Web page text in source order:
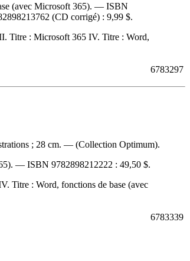
(avec Microsoft 365). — ISBN
(CD corrigé) : 9,99 $.
Titre : Microsoft 365 IV. Titre : Word,
6783297
; 28 cm. — (Collection Optimum).
— ISBN 9782898212222 : 49,50 $.
Titre : Word, fonctions de base (avec
6783339